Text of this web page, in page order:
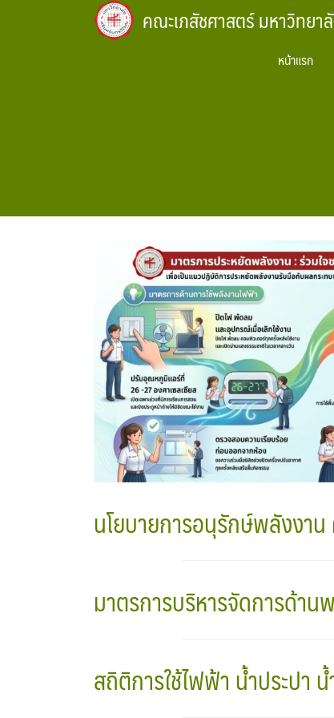
คณะเภสัชศาสตร์ มหาวิทย
หน้าแรก
นโยบายการอนุรักษ์พลังงา
มาตรการบริหารจัดการด้า
สถิติการใช้ไฟฟ้า น้ำประปา